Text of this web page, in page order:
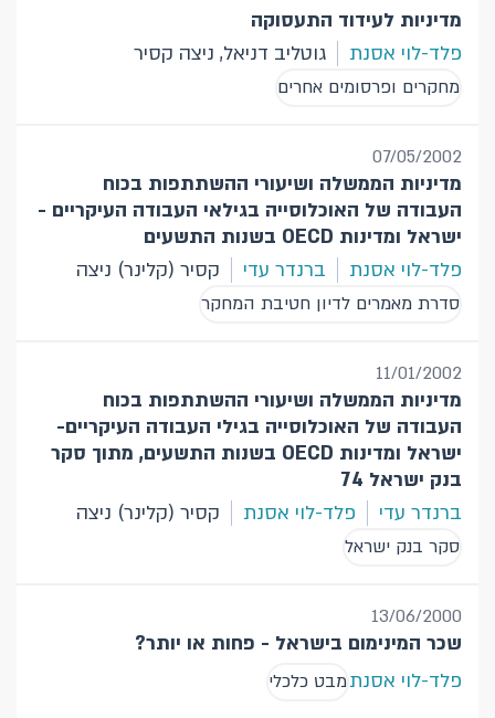
מדיניות לעידוד התעסוקה
פלד-לוי אסנת
גוטליב דניאל, ניצה קסיר
מחקרים ופרסומים אחרים
07/05/2002
מדיניות הממשלה ושיעורי ההשתתפות בכוח
העבודה של האוכלוסייה בגילאי העבודה העיקריים -
ישראל ומדינות OECD בשנות התשעים
פלד-לוי אסנת
ברנדר עדי קסיר (קלינר) ניצה
סדרת מאמרים לדיון חטיבת המחקר
11/01/2002
מדיניות הממשלה ושיעורי ההשתתפות בכוח
העבודה של האוכלוסייה בגילי העבודה העיקריים-
ישראל ומדינות OECD בשנות התשעים, מתוך סקר
בנק ישראל 74
ברנדר עדי
פלד-לוי אסנת קסיר (קלינר) ניצה
סקר בנק ישראל
13/06/2000
שכר המינימום בישראל - פחות או יותר?
פלד-לוי אסנתמבט כלכלי